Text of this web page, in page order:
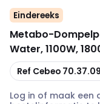
Eindereeks
Metabo-
Water, 1100W,
Kopiëren
Ref Cebeo
Log in of maak een